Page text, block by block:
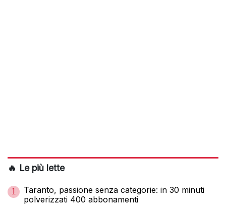
🔥 Le più lette
1
Taranto, passione senza categorie: in 30 minuti
polverizzati 400 abbonamenti